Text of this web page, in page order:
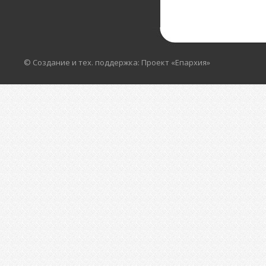
улице
© Создание и тех. поддержка: Проект «Епархия»